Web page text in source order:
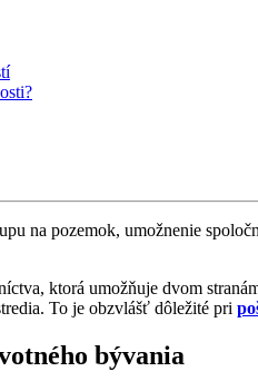
na pozemok, umožnenie
ktorá umožňuje dvom
To je obzvlášť dôležité pri
bývania